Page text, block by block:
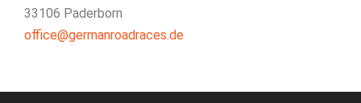
33106 Paderborn
office@germanroadraces.de